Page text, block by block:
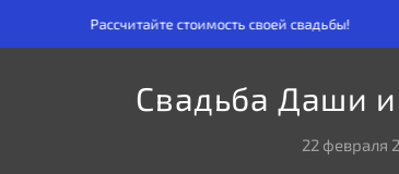
Свадьба Даши
22 февраля
Рассчитайте стоимость своей свадьбы!